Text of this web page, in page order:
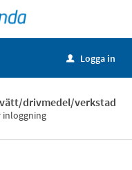
u Logga in
drivmedel/verkstad
inloggning